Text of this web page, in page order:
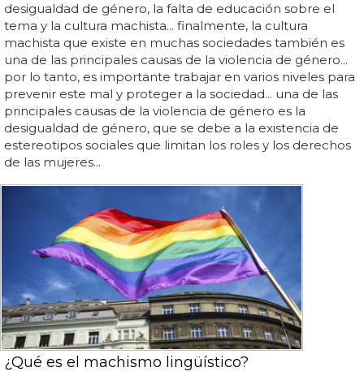
desigualdad de género, la falta de educación sobre el
tema y la cultura machista... finalmente, la cultura
machista que existe en muchas sociedades también es
una de las principales causas de la violencia de género...
por lo tanto, es importante trabajar en varios niveles para
prevenir este mal y proteger a la sociedad... una de las
principales causas de la violencia de género es la
desigualdad de género, que se debe a la existencia de
estereotipos sociales que limitan los roles y los derechos
de las mujeres...
¿Qué es el machismo lingüístico?